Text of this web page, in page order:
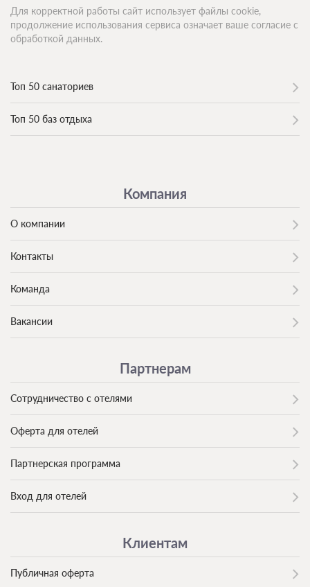
Топ 50 санаториев
Топ 50 баз отдыха
Компания
О компании
Контакты
Команда
Вакансии
Партнерам
Сотрудничество с отелями
Оферта для отелей
Партнерская программа
Вход для отелей
Клиентам
Публичная оферта
Для корректной работы сайт использует файлы cookie,
продолжение использования сервиса означает ваше согласие с
обработкой данных.